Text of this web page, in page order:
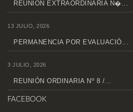
REUNIÓN EXTRAORDINARIA N�...
13 JULIO, 2026
PERMANENCIA POR EVALUACIÓ...
3 JULIO, 2026
REUNIÓN ORDINARIA Nº 8 /...
FACEBOOK